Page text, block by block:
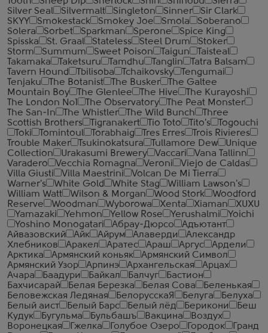
Silver Seal
Silvermalt Singleton Sinner
Sir Clark
SKYY
Smokestack Smokey Joe Smola
Soberano
Solera
Sorbet Sparkman Sperone
Spice King
Spisska
St. Graal Stateless Steel Drum
Stoker
Storm
Summum Sweet Poison Taigun
Taisteal
Takamaka
Taketsuru Tamdhu Tanglin
Tatra Balsam
Tavern Hound
Tbilisoba Tchaikovsky
Tengumai
Tenjaku
The Botanist The Busker
The Galtee
Mountain Boy
The Glenlee The Hive
The Kurayoshi
The London №1
The Observatory
The Peat Monster
The San-In
The Whistler The Wild Bunch
Three
Scottish Brothers
Tigranakert Tio Toto Tito's
Togouchi
Toki
Tomintoul Torabhaig Tres Erres
Trois Rivieres
Trouble Maker
Tsukinokatsura Tullamore Dew
Unique
Collection
Urakasumi Brewery Vaccari
Vana Tallinn
Varadero
Vecchia Romagna Veroni
Viejo de Caldas
Villa Giusti
Villa Maestrini
Volcan De Mi Tierra
Warner's
White Gold White Stag
William Lawson's
William Watt
Wilson & Morgan Wood Stork
Woodford
Reserve
Woodman Wyborowa Xenta Xiaman
XUXU
Yamazaki
Yehmon Yellow Rose Yerushalmi
Yoichi
Yoshino Monogatari
Абрау-Дюрсо
Адъютант
Айвазовский
Айк Айрум Алаверди
Александр
Хлебников
Аракел Аратес Араш Аргус
Ардели
Арктика
Армянский коньяк
Армянский Символ
Армянский Узор
Арпинэ Архангельская
Арцах
Ачара
Баадури Байкал Балчуг
Бастион
Бахчисарай
Белая Березка Белая Сова
Беленькая
Беловежская Ледяная
БелорусскаЯ Белуга
Белуха
Белый аист
Белый Барс Белый лёд Берикони
Беш
Кудук
Бугульма Бульбашъ Вакцина
Воздух
Воронецкая
Гжелка Голубое Озеро Городок
Гранд